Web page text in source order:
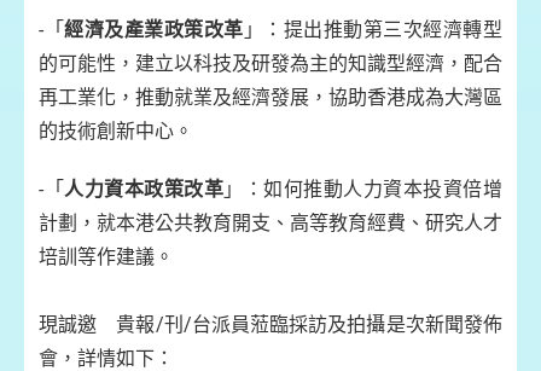
-「經濟及產業政策改革 」：提出推動第三次經濟轉型
的可能性，建立以科技及研發為主的知識型經濟，配合
再工業化，推動就業及經濟發展，協助香港成為大灣區
的技術創新中心。
-「人力資本政策改革 」：如何推動人力資本投資倍增
計劃，就本港公共教育開支、高等教育經費、研究人才
培訓等作建議。
現誠邀 貴報/刊/台派員蒞臨採訪及拍攝是次新聞發佈
會，詳情如下：